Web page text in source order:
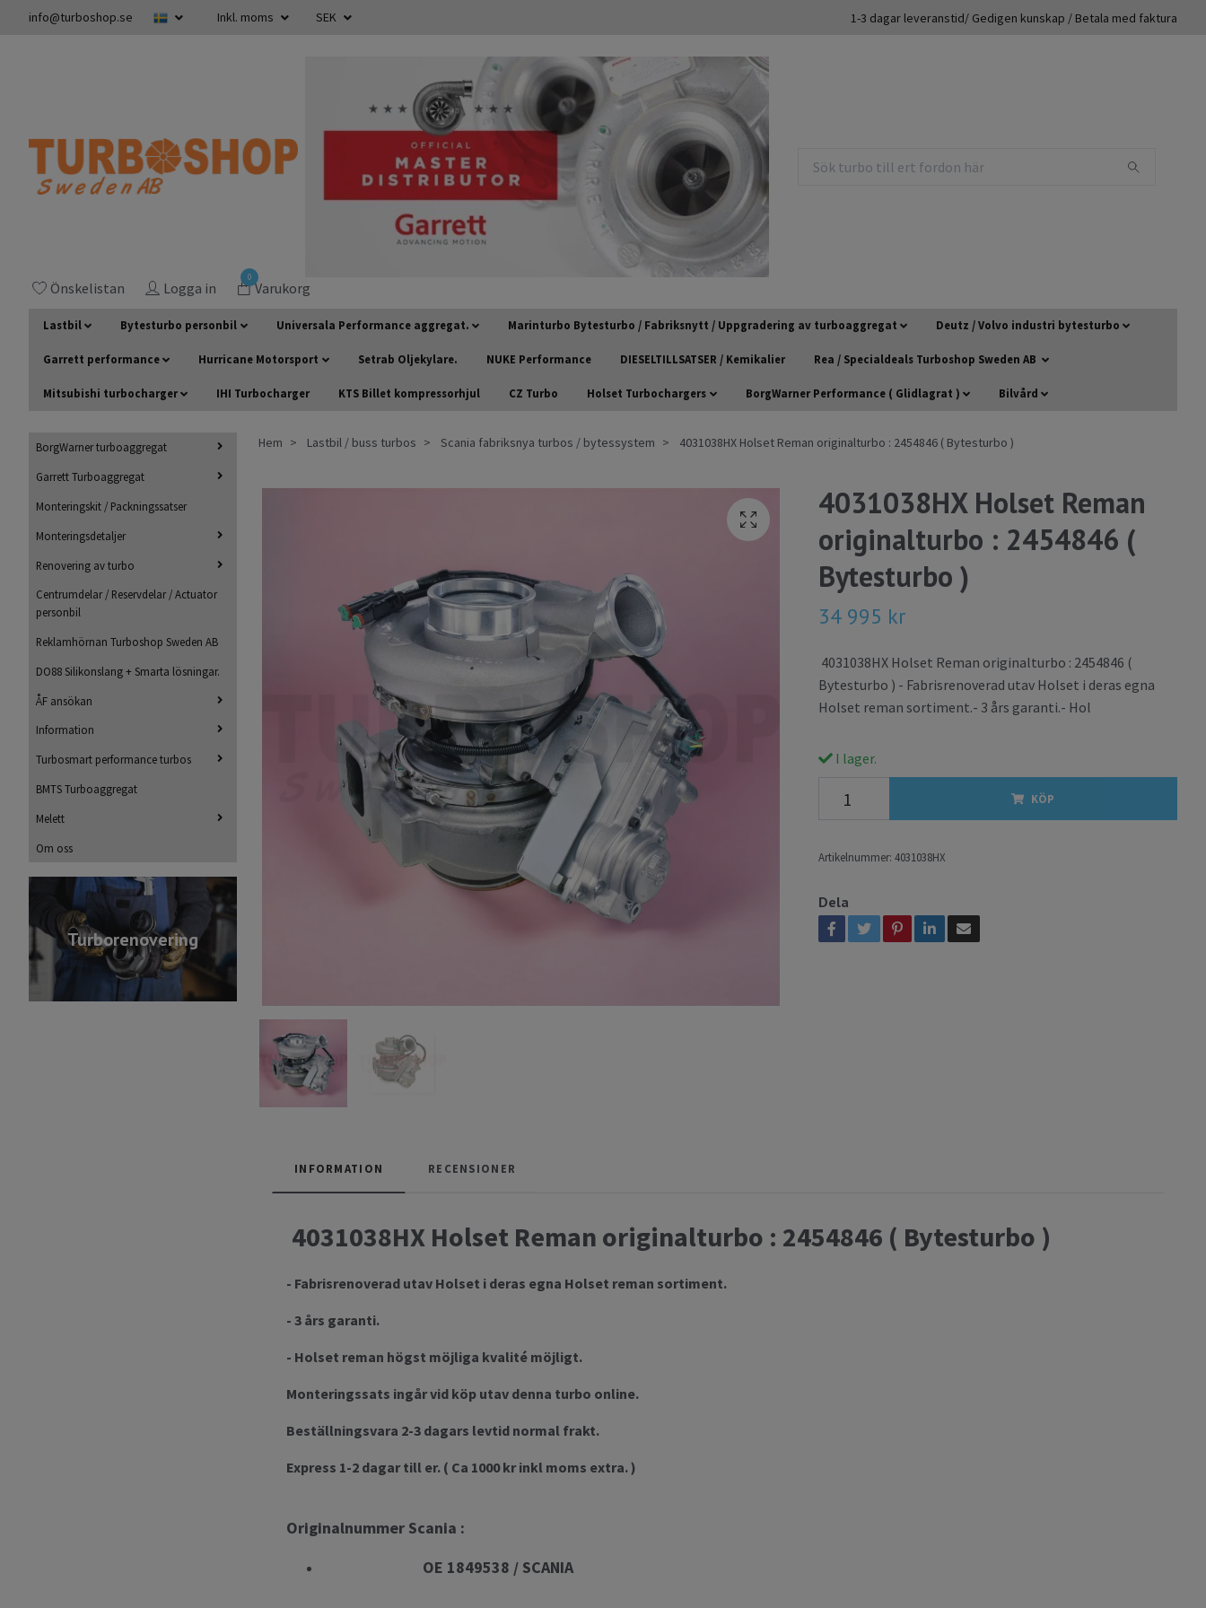
info@turboshop.se Inkl. moms SEK 1-3 dagar leveranstid/ Gedigen kunskap / Betala med faktura
Önskelistan Logga in
0
Varukorg
Lastbil Bytesturbo personbil Universala Performance aggregat. Marinturbo Bytesturbo / Fabriksnytt / Uppgradering av turboaggregat Deutz / Volvo industri bytesturbo
Garrett performance Hurricane Motorsport Setrab Oljekylare. NUKE Performance DIESELTILLSATSER / Kemikalier Rea / Specialdeals Turboshop Sweden AB
Mitsubishi turbocharger IHI Turbocharger KTS Billet kompressorhjul CZ Turbo Holset Turbochargers BorgWarner Performance ( Glidlagrat ) Bilvård
BorgWarner turboaggregat
Garrett Turboaggregat
Monteringskit / Packningssatser
Monteringsdetaljer
Renovering av turbo
Centrumdelar / Reservdelar / Actuator
personbil
Reklamhörnan Turboshop Sweden AB
DO88 Silikonslang + Smarta lösningar.
ÅF ansökan
Information
Turbosmart performance turbos
BMTS Turboaggregat
Melett
Om oss
Turborenovering
Hem Lastbil / buss turbos Scania fabriksnya turbos / bytessystem 4031038HX Holset Reman originalturbo : 2454846 ( Bytesturbo )
4031038HX Holset Reman
originalturbo : 2454846 (
Bytesturbo )
34 995 kr
4031038HX Holset Reman originalturbo : 2454846 (
Bytesturbo ) - Fabrisrenoverad utav Holset i deras egna
Holset reman sortiment.- 3 års garanti.- Hol
I lager.
KÖP
Artikelnummer: 4031038HX
Dela
INFORMATION RECENSIONER
4031038HX Holset Reman originalturbo : 2454846 ( Bytesturbo )
- Fabrisrenoverad utav Holset i deras egna Holset reman sortiment.
- 3 års garanti.
- Holset reman högst möjliga kvalité möjligt.
Monteringssats ingår vid köp utav denna turbo online.
Beställningsvara 2-3 dagars levtid normal frakt.
Express 1-2 dagar till er. ( Ca 1000 kr inkl moms extra. )
Originalnummer Scania :
OE 1849538 / SCANIA